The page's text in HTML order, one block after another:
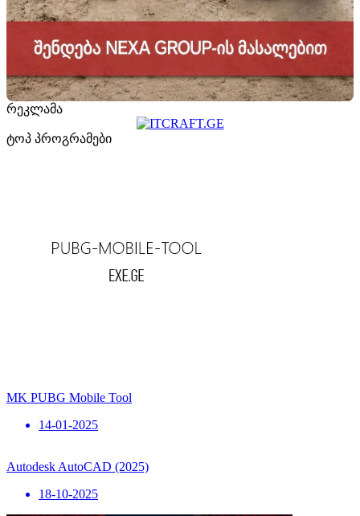
რეკლამა
ტოპ პროგრამები
MK PUBG Mobile Tool
14-01-2025
Autodesk AutoCAD (2025)
18-10-2025